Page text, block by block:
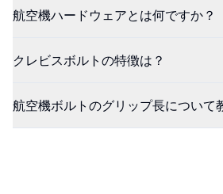
航空機ハードウェアとは何ですか？
クレビスボルトの特徴は？
航空機ボルトのグリップ長について